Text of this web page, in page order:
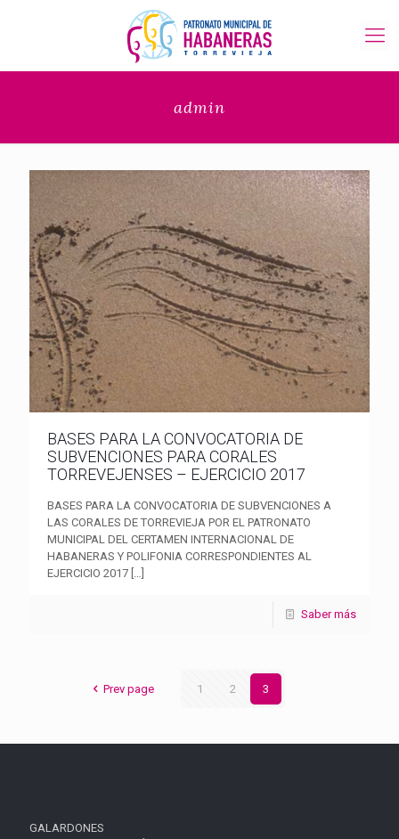
admin
BASES PARA LA CONVOCATORIA DE
SUBVENCIONES PARA CORALES
TORREVEJENSES – EJERCICIO 2017
BASES PARA LA CONVOCATORIA DE SUBVENCIONES A
LAS CORALES DE TORREVIEJA POR EL PATRONATO
MUNICIPAL DEL CERTAMEN INTERNACIONAL DE
HABANERAS Y POLIFONIA CORRESPONDIENTES AL
EJERCICIO 2017 […]
Saber más
Prev page 1 2 3
GALARDONES